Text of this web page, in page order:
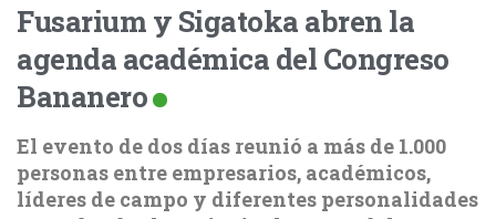
Fusarium y Sigatoka abren la
agenda académica del Congreso
Bananero
El evento de dos días reunió a más de 1.000
personas entre empresarios, académicos,
líderes de campo y diferentes personalidades